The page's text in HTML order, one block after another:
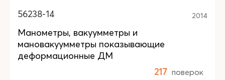
56238-14 2014
Манометры, вакуумметры и
мановакуумметры показывающие
деформационные ДМ
217 поверок